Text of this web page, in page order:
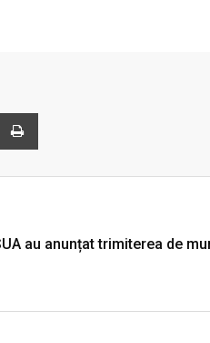
Share
au anunțat trimiterea de